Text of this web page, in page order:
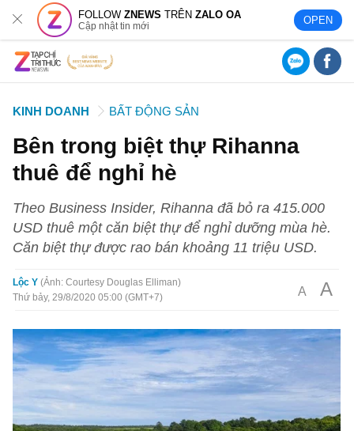
FOLLOWZNEWS TRÊNZALO OA
Cập nhật tin mới OPEN
KINH DOANH BẤT ĐỘNG SẢN
Bên trong biệt thự Rihanna
thuê để nghỉ hè
Theo Business Insider, Rihanna đã bỏ ra 415.000
USD thuê một căn biệt thự để nghỉ dưỡng mùa hè.
Căn biệt thự được rao bán khoảng 11 triệu USD.
Lộc Y Ảnh: Courtesy Douglas Elliman
Thứ bảy, 29/8/2020 05:00 (GMT+7)
A A